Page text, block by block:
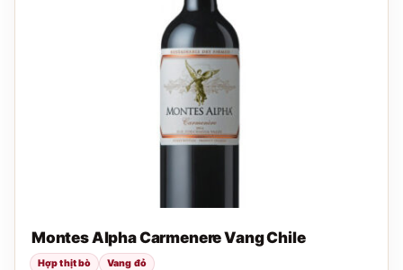
Montes Alpha Carmenere Vang Chile
Hợp thịt bò Vang đỏ